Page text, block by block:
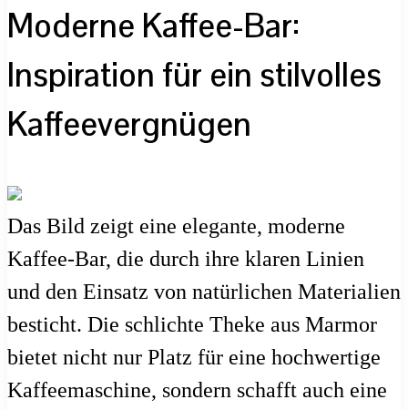
Moderne Kaffee-Bar:
Inspiration für ein stilvolles
Kaffeevergnügen
Das Bild zeigt eine elegante, moderne
Kaffee-Bar, die durch ihre klaren Linien
und den Einsatz von natürlichen Materialien
besticht. Die schlichte Theke aus Marmor
bietet nicht nur Platz für eine hochwertige
Kaffeemaschine, sondern schafft auch eine